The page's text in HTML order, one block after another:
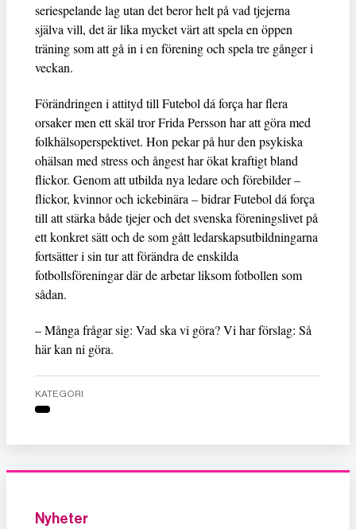
seriespelande lag utan det beror helt på vad tjejerna
själva vill, det är lika mycket värt att spela en öppen
träning som att gå in i en förening och spela tre gånger i
veckan.
Förändringen i attityd till Futebol dá força har flera
orsaker men ett skäl tror Frida Persson har att göra med
folkhälsoperspektivet. Hon pekar på hur den psykiska
ohälsan med stress och ångest har ökat kraftigt bland
flickor. Genom att utbilda nya ledare och förebilder –
flickor, kvinnor och ickebinära – bidrar Futebol dá força
till att stärka både tjejer och det svenska föreningslivet på
ett konkret sätt och de som gått ledarskapsutbildningarna
fortsätter i sin tur att förändra de enskilda
fotbollsföreningar där de arbetar liksom fotbollen som
sådan.
– Många frågar sig: Vad ska vi göra? Vi har förslag: Så
här kan ni göra.
KATEGORI
Nyheter